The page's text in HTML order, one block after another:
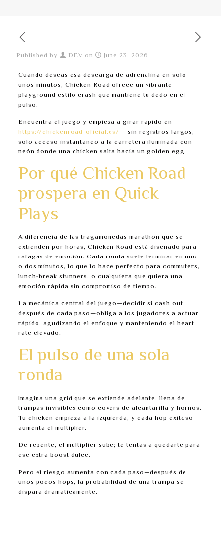
Published by DEV on
June 23, 2026
Cuando deseas esa descarga de adrenalina en solo
unos minutos, Chicken Road ofrece un vibrante
playground estilo crash que mantiene tu dedo en el
pulso.
Encuentra el juego y empieza a girar rápido en
https://chickenroad-oficial.es/ – sin registros largos,
solo acceso instantáneo a la carretera iluminada con
neón donde una chicken salta hacia un golden egg.
Por qué Chicken Road
prospera en Quick
Plays
A diferencia de las tragamonedas marathon que se
extienden por horas, Chicken Road está diseñado para
ráfagas de emoción. Cada ronda suele terminar en uno
o dos minutos, lo que lo hace perfecto para commuters,
lunch‑break stunners, o cualquiera que quiera una
emoción rápida sin compromiso de tiempo.
La mecánica central del juego—decidir si cash out
después de cada paso—obliga a los jugadores a actuar
rápido, agudizando el enfoque y manteniendo el heart
rate elevado.
El pulso de una sola
ronda
Imagina una grid que se extiende adelante, llena de
trampas invisibles como covers de alcantarilla y hornos.
Tu chicken empieza a la izquierda, y cada hop exitoso
aumenta el multiplier.
De repente, el multiplier sube; te tentas a quedarte para
ese extra boost dulce.
Pero el riesgo aumenta con cada paso—después de
unos pocos hops, la probabilidad de una trampa se
dispara dramáticamente.